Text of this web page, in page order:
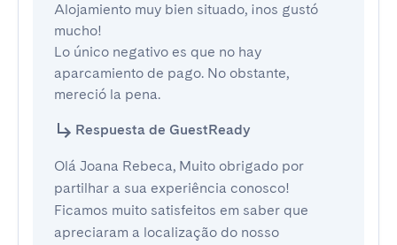
Alojamiento muy bien situado, ¡nos gustó
mucho!
Lo único negativo es que no hay
aparcamiento de pago. No obstante,
mereció la pena.
Respuesta de GuestReady
Olá Joana Rebeca, Muito obrigado por
partilhar a sua experiência conosco!
Ficamos muito satisfeitos em saber que
apreciaram a localização do nosso